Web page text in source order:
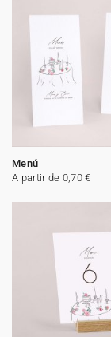
Menú
A partir de 0,70 €